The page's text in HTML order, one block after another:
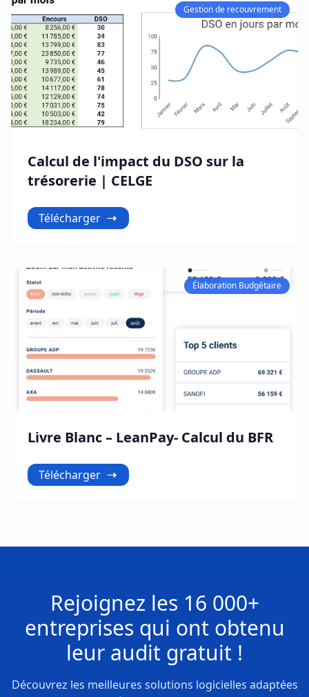
Gestion de recouvrement
Calcul de l'impact du DSO sur la
trésorerie | CELGE
Télécharger
Élaboration Budgétaire
Livre Blanc – LeanPay- Calcul du BFR
Télécharger
Rejoignez les 16 000+
entreprises qui ont obtenu
leur audit gratuit !
Découvrez les meilleures solutions logicielles adaptées